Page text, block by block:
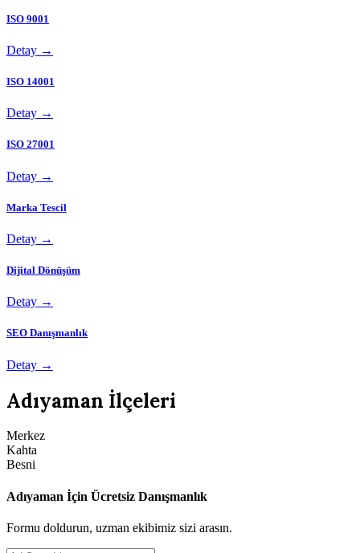
ISO 9001
Detay →
ISO 14001
Detay →
ISO 27001
Detay →
Marka Tescil
Detay →
Dijital Dönüşüm
Detay →
SEO Danışmanlık
Detay →
Adıyaman İlçeleri
Merkez
Kahta
Besni
Adıyaman İçin Ücretsiz Danışmanlık
Formu doldurun, uzman ekibimiz sizi arasın.